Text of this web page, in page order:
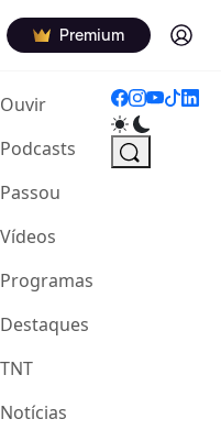
Premium Log in
Ouvir(current)
Podcasts
Passou
Vídeos
Programas
Destaques
TNT
Notícias